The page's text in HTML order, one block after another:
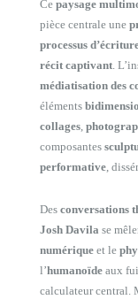
Ce paysage
pièce centrale une
processus
récit captivant .
médiatisation des
éléments
collages
composantes
performative ,
Des conversations
Josh Davila se
numérique et le
l’humanoïde aux
calculateur central.